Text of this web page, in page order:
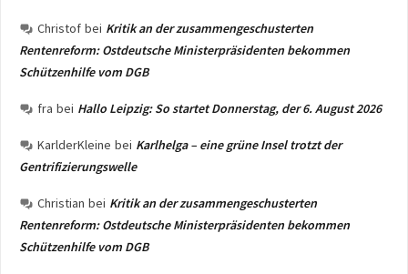
Christof bei Kritik an der zusammengeschusterten
Rentenreform: Ostdeutsche Ministerpräsidenten bekommen
Schützenhilfe vom DGB
fra bei Hallo Leipzig: So startet Donnerstag, der 6. August 2026
KarlderKleine bei Karlhelga – eine grüne Insel trotzt der
Gentrifizierungswelle
Christian bei Kritik an der zusammengeschusterten
Rentenreform: Ostdeutsche Ministerpräsidenten bekommen
Schützenhilfe vom DGB